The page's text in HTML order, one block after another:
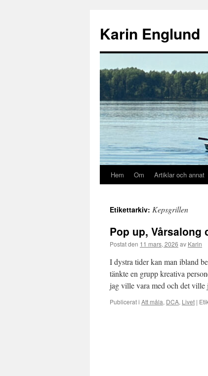
innehåll
Karin Englund
Hem Om Artiklar och annat
Etikettarkiv: Kepsgrillen
Pop up, Vårsalong
Postat den 11 mars, 2026 av Karin
I dystra tider kan man ibland
tänkte en grupp kreativa
jag ville vara med och det
Publicerat i Att måla, DCA, Livet |